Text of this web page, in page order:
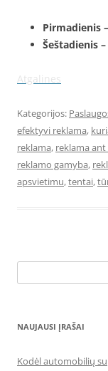
Pirmadienis
Šeštadienis
Atgalines
Kategorijos:
efektyvi reklama,
reklama, reklama
reklamo gamyba,
apsvietimu,tentai,
NAUJAUSI ĮRAŠAI
Kodėl automobilių